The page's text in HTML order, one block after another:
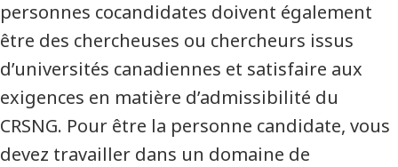
personnes cocandidates doivent également
être des chercheuses ou chercheurs issus
d’universités canadiennes et satisfaire aux
exigences en matière d’admissibilité du
CRSNG. Pour être la personne candidate, vous
devez travailler dans un domaine de